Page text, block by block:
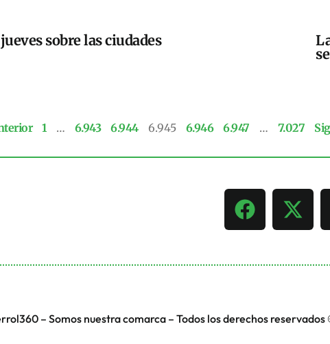
sobre las ciudades
1 … 6.943 6.944 6.945 6.946 6.947 … 7.027
– Somos nuestra comarca – Todos los derechos